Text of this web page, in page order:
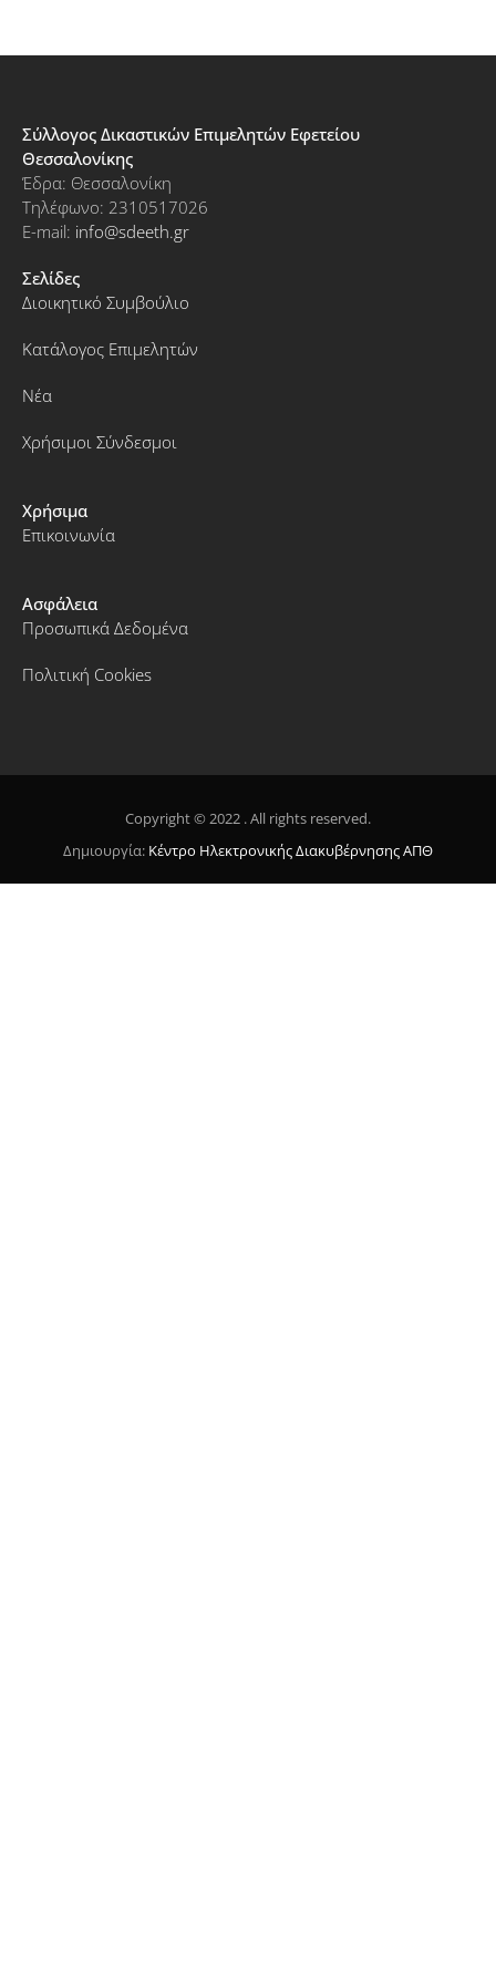
Σύλλογος Δικαστικών Επιμελητών Εφετείου
Θεσσαλονίκης
Έδρα: Θεσσαλονίκη
Τηλέφωνο: 2310517026
E-mail: info@sdeeth.gr
Σελίδες
Διοικητικό Συμβούλιο
Κατάλογος Επιμελητών
Νέα
Χρήσιμοι Σύνδεσμοι
Χρήσιμα
Επικοινωνία
Ασφάλεια
Προσωπικά Δεδομένα
Πολιτική Cookies
Copyright © 2022 . All rights reserved.
Δημιουργία: Κέντρο Ηλεκτρονικής Διακυβέρνησης ΑΠΘ